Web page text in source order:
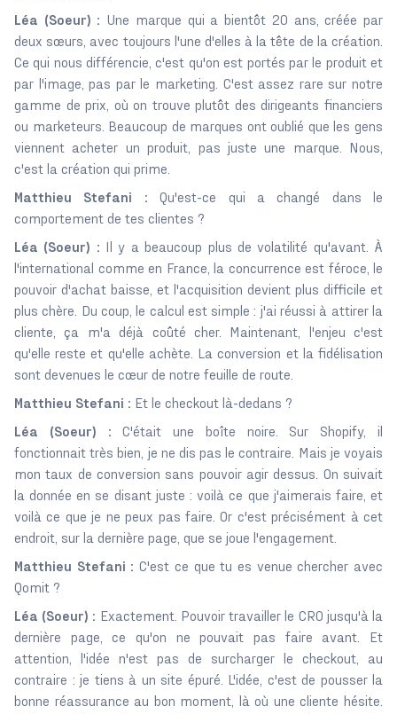
Léa (Soeur) : Une marque qui a bientôt 20 ans, créée par
deux sœurs, avec toujours l'une d'elles à la tête de la création.
Ce qui nous différencie, c'est qu'on est portés par le produit et
par l'image, pas par le marketing. C'est assez rare sur notre
gamme de prix, où on trouve plutôt des dirigeants financiers
ou marketeurs. Beaucoup de marques ont oublié que les gens
viennent acheter un produit, pas juste une marque. Nous,
c'est la création qui prime.
Matthieu Stefani : Qu'est-ce qui a changé dans le
comportement de tes clientes ?
Léa (Soeur) : Il y a beaucoup plus de volatilité qu'avant. À
l'international comme en France, la concurrence est féroce, le
pouvoir d'achat baisse, et l'acquisition devient plus difficile et
plus chère. Du coup, le calcul est simple : j'ai réussi à attirer la
cliente, ça m'a déjà coûté cher. Maintenant, l'enjeu c'est
qu'elle reste et qu'elle achète. La conversion et la fidélisation
sont devenues le cœur de notre feuille de route.
Matthieu Stefani : Et le checkout là-dedans ?
Léa (Soeur) : C'était une boîte noire. Sur Shopify, il
fonctionnait très bien, je ne dis pas le contraire. Mais je voyais
mon taux de conversion sans pouvoir agir dessus. On suivait
la donnée en se disant juste : voilà ce que j'aimerais faire, et
voilà ce que je ne peux pas faire. Or c'est précisément à cet
endroit, sur la dernière page, que se joue l'engagement.
Matthieu Stefani : C'est ce que tu es venue chercher avec
Qomit ?
Léa (Soeur) : Exactement. Pouvoir travailler le CRO jusqu'à la
dernière page, ce qu'on ne pouvait pas faire avant. Et
attention, l'idée n'est pas de surcharger le checkout, au
contraire : je tiens à un site épuré. L'idée, c'est de pousser la
bonne réassurance au bon moment, là où une cliente hésite.